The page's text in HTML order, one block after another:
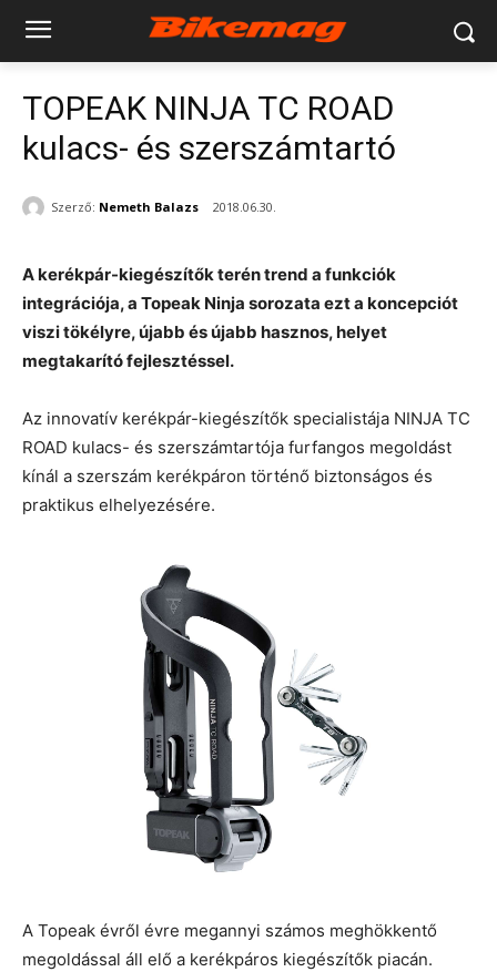
TOPEAK NINJA TC ROAD
kulacs- és szerszámtartó
Szerző: Nemeth Balazs 2018.06.30.
A kerékpár-kiegészítők terén trend a funkciók
integrációja, a Topeak Ninja sorozata ezt a koncepciót
viszi tökélyre, újabb és újabb hasznos, helyet
megtakarító fejlesztéssel.
Az innovatív kerékpár-kiegészítők specialistája NINJA TC
ROAD kulacs- és szerszámtartója furfangos megoldást
kínál a szerszám kerékpáron történő biztonságos és
praktikus elhelyezésére.
A Topeak évről évre megannyi számos meghökkentő
megoldással áll elő a kerékpáros kiegészítők piacán.